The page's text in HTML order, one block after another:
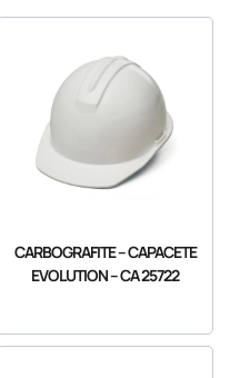
CARBOGRAFITE – CAPACETE
EVOLUTION – CA 25722